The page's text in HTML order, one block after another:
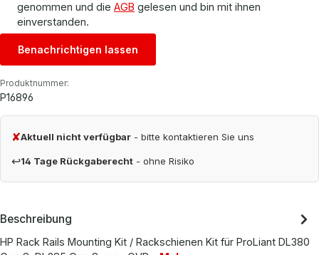
genommen und die AGB gelesen und bin mit ihnen
einverstanden.
Benachrichtigen lassen
Produktnummer:
P16896
✘Aktuell nicht verfügbar - bitte kontaktieren Sie uns
↩14 Tage Rückgaberecht - ohne Risiko
Beschreibung
HP Rack Rails Mounting Kit / Rackschienen Kit für ProLiant DL380